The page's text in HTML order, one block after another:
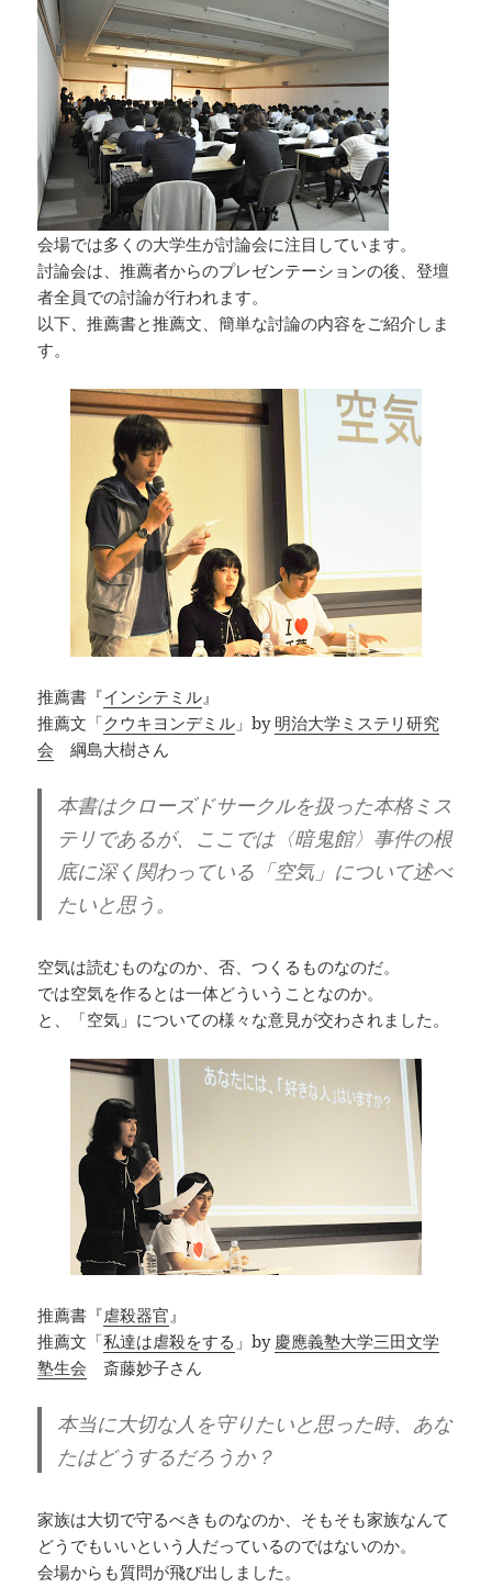
会場では多くの大学生が討論会に注目しています。
討論会は、推薦者からのプレゼンテーションの後、登壇
者全員での討論が行われます。
以下、推薦書と推薦文、簡単な討論の内容をご紹介しま
す。
推薦書『インシテミル 』
推薦文「クウキヨンデミル 」by 明治大学ミステリ研究
会 綱島大樹さん
本書はクローズドサークルを扱った本格ミス
テリであるが、ここでは〈暗鬼館〉事件の根
底に深く関わっている「空気」について述べ
たいと思う。
空気は読むものなのか、否、つくるものなのだ。
では空気を作るとは一体どういうことなのか。
と、「空気」についての様々な意見が交わされました。
推薦書『虐殺器官 』
推薦文「私達は虐殺をする 」by 慶應義塾大学三田文学
塾生会 斎藤妙子さん
本当に大切な人を守りたいと思った時、あな
たはどうするだろうか？
家族は大切で守るべきものなのか、そもそも家族なんて
どうでもいいという人だっているのではないのか。
会場からも質問が飛び出しました。